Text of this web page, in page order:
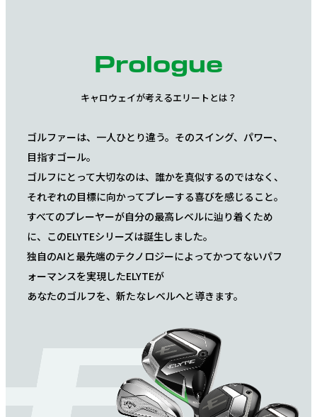
Prologue
キャロウェイが考えるエリートとは？
ゴルファーは、一人ひとり違う。そのスイング、パワー、
目指すゴール。
ゴルフにとって大切なのは、誰かを真似するのではなく、
それぞれの目標に向かってプレーする喜びを感じること。
すべてのプレーヤーが自分の最高レベルに辿り着くため
に、このELYTEシリーズは誕生しました。
独自のAIと最先端のテクノロジーによってかつてないパフ
ォーマンスを実現したELYTEが
あなたのゴルフを、新たなレベルへと導きます。